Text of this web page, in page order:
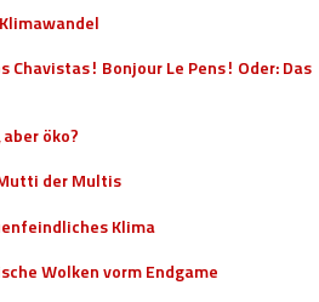
Chavistas! Bonjour Le Pens! Oder: Das
öko?
der Multis
Klima
Wolken vorm Endgame